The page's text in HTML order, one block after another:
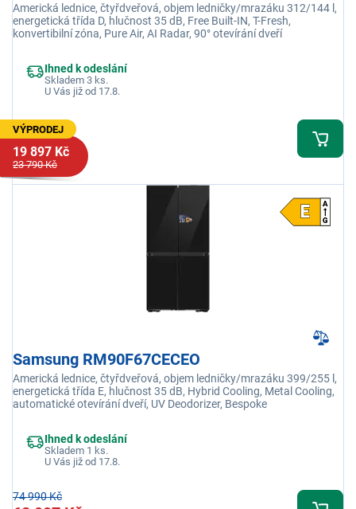
Americká lednice, čtyřdveřová, objem ledničky/mrazáku 312/144 l,
energetická třída D, hlučnost 35 dB, Free Built-IN, T-Fresh,
konvertibilní zóna, Pure Air, AI Radar, 90° otevírání dveří
Ihned k odeslání
Skladem 3 ks.
U Vás již od 17.8.
VÝPRODEJ
19 897 Kč
23 790 Kč
Samsung RM90F67CECEO
Americká lednice, čtyřdveřová, objem ledničky/mrazáku 399/255 l,
energetická třída E, hlučnost 35 dB, Hybrid Cooling, Metal Cooling,
automatické otevírání dveří, UV Deodorizer, Bespoke
Ihned k odeslání
Skladem 1 ks.
U Vás již od 17.8.
74 990 Kč